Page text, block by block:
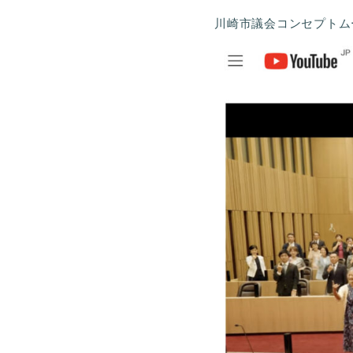
川崎市議会コンセプト